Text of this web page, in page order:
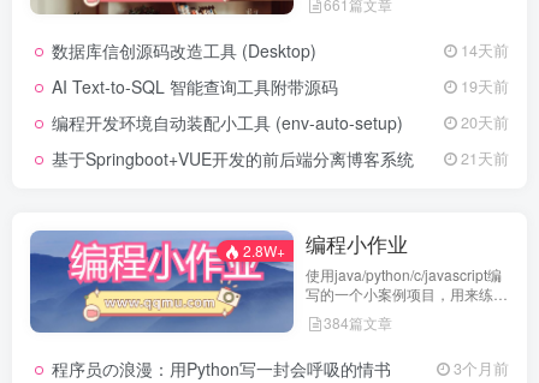
661篇文章
数据库信创源码改造工具 (Desktop) 14天前
AI Text-to-SQL 智能查询工具附带源码 19天前
编程开发环境自动装配小工具 (env-auto-setup) 20天前
基于Springboot+VUE开发的前后端分离博客系统 21天前
2.8W+ 编程小作业
使用java/python/c/javascript编
写的一个小案例项目，用来练习
代码编程
384篇文章
程序员の浪漫：用Python写一封会呼吸的情书 3个月前